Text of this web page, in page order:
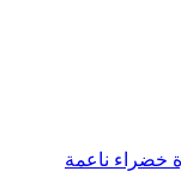
خضراء ناعمة